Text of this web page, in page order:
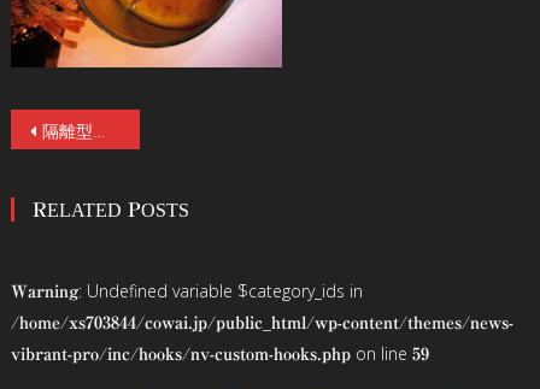
投
ナ
ゲ
ー
隔離型お化け屋敷「スミッコゴロシ」驚愕話題沸騰！商店街に病院コンセプトホラーカフェバー出現！Go to ハロウィーン
RELATED POSTS
Warning: Undefined variable $category_ids in
/home/xs703844/cowai.jp/public_html/wp-content/themes/news-
vibrant-pro/inc/hooks/nv-custom-hooks.phpon line 59